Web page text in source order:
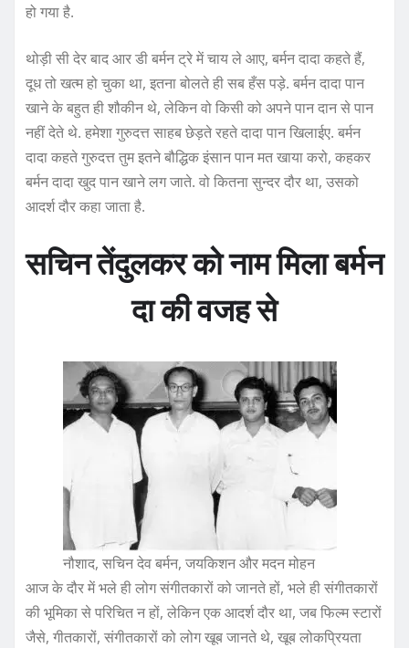
हो गया है.
थोड़ी सी देर बाद आर डी बर्मन ट्रे में चाय ले आए, बर्मन दादा कहते हैं,
दूध तो खत्म हो चुका था, इतना बोलते ही सब हँस पड़े. बर्मन दादा पान
खाने के बहुत ही शौकीन थे, लेकिन वो किसी को अपने पान दान से पान
नहीं देते थे. हमेशा गुरुदत्त साहब छेड़ते रहते दादा पान खिलाईए. बर्मन
दादा कहते गुरुदत्त तुम इतने बौद्धिक इंसान पान मत खाया करो, कहकर
बर्मन दादा खुद पान खाने लग जाते. वो कितना सुन्दर दौर था, उसको
आदर्श दौर कहा जाता है.
सचिन तेंदुलकर को नाम मिला बर्मन
दा की वजह से
नौशाद, सचिन देव बर्मन, जयकिशन और मदन मोहन
आज के दौर में भले ही लोग संगीतकारों को जानते हों, भले ही संगीतकारों
की भूमिका से परिचित न हों, लेकिन एक आदर्श दौर था, जब फिल्म स्टारों
जैसे, गीतकारों, संगीतकारों को लोग खूब जानते थे, खूब लोकप्रियता